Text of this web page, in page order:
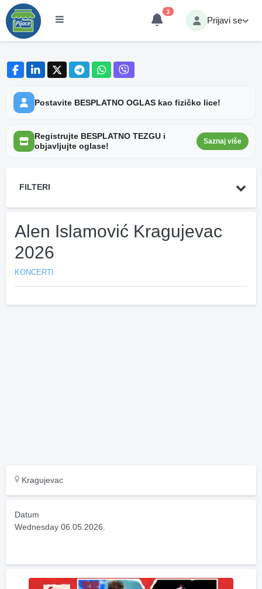
3
Prijavi se
Postavite BESPLATNO OGLAS kao fizičko lice!
Registrujte BESPLATNO TEZGU i
objavljujte oglase!
Saznaj više
FILTERI
Alen Islamović Kragujevac
2026
KONCERTI
Kragujevac
Datum
Wednesday 06.05.2026.